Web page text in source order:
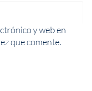
y web en
que comente.